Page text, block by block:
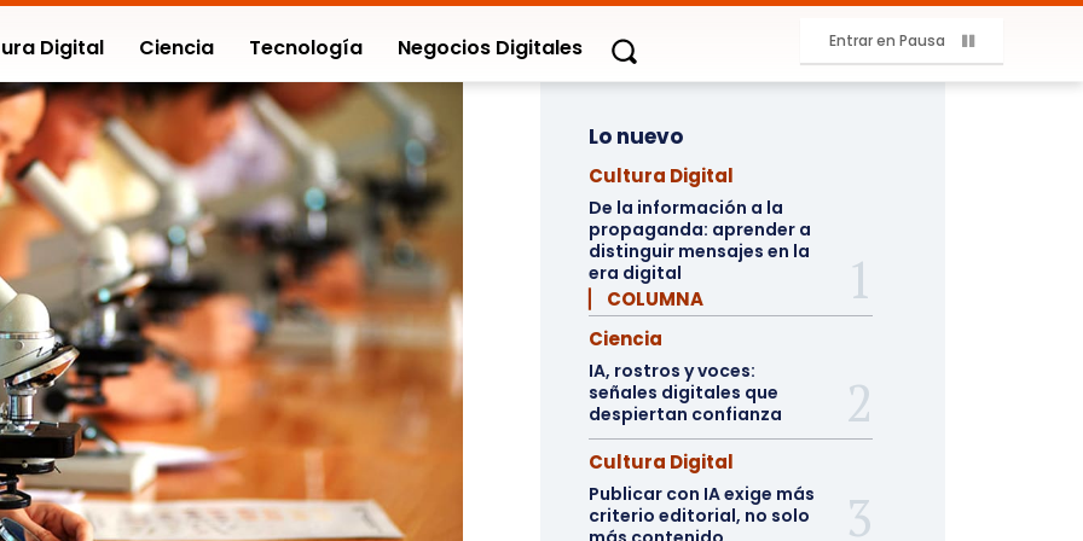
Digital Ciencia Tecnología Negocios Digitales Entrar en Pausa
Lo nuevo
Cultura Digital
De la información a la
propaganda: aprender a
distinguir mensajes en la
era digital
▏ COLUMNA
Ciencia
IA, rostros y voces:
señales digitales que
despiertan confianza
Cultura Digital
Publicar con IA exige más
criterio editorial, no solo